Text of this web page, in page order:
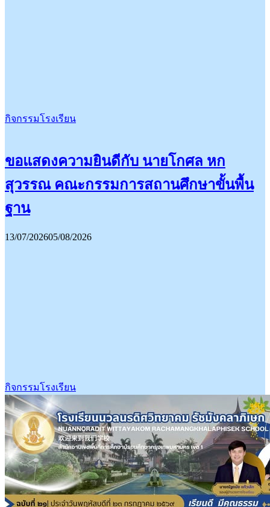
กิจกรรมโรงเรียน
ขอแสดงความยินดีกับ นายโกศล หก
สุวรรณ คณะกรรมการสถานศึกษาขั้นพื้น
ฐาน
13/07/202605/08/2026
กิจกรรมโรงเรียน